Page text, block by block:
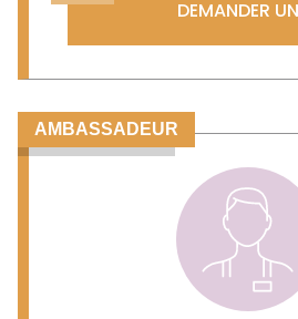
DEMANDER
AMBASSADEUR